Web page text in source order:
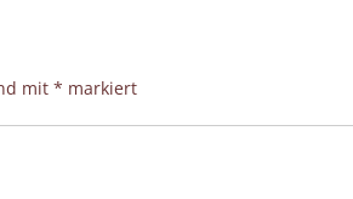
mit * markiert